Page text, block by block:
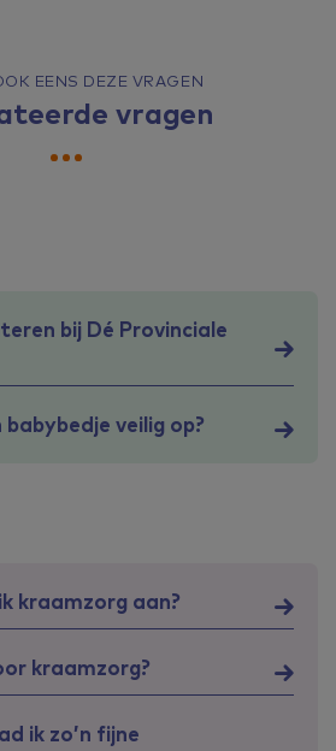
EENS DEZE VRAGEN
vragen
bij Dé Provinciale
veilig op?
kraamzorg aan?
kraamzorg?
ik zo’n fijne